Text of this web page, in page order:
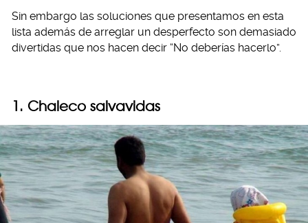
Sin embargo las soluciones que presentamos en esta
lista además de arreglar un desperfecto son demasiado
divertidas que nos hacen decir “No deberías hacerlo”.
1. Chaleco salvavidas